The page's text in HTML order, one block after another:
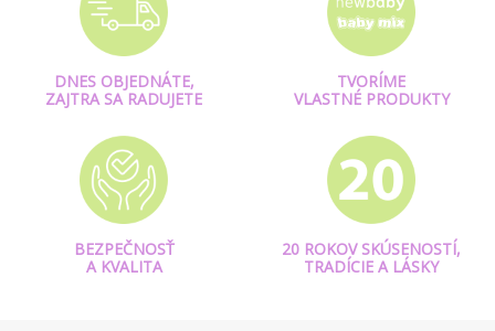
DNES OBJEDNÁTE,
ZAJTRA SA RADUJETE
TVORÍME
VLASTNÉ PRODUKTY
BEZPEČNOSŤ
A KVALITA
20 ROKOV SKÚSENOSTÍ,
TRADÍCIE A LÁSKY